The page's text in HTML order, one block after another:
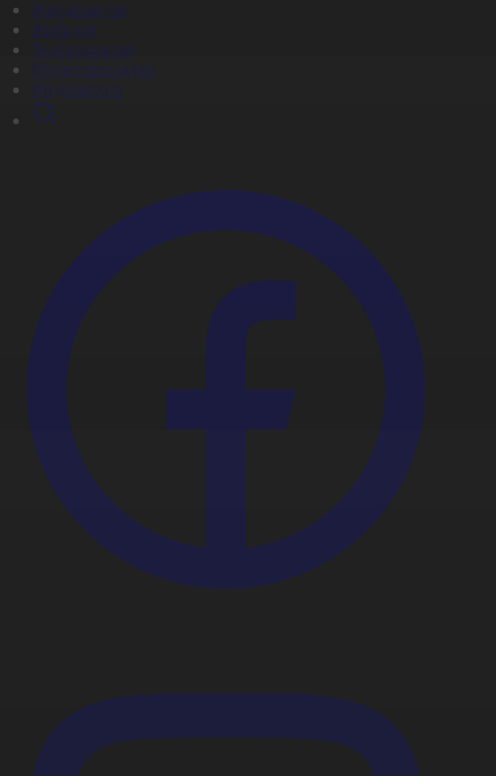
Жаңалықтар
Жобалар
Телехикаялар
Мультсериалдар
Видеоархив